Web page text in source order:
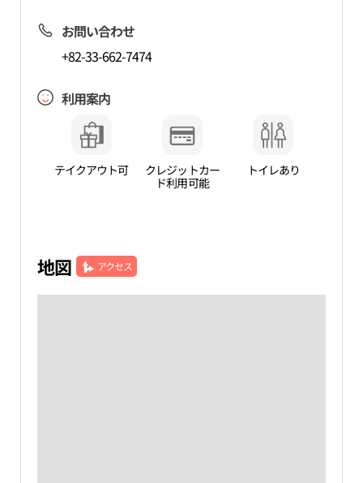
お問い合わせ
+82-33-662-7474
利用案内
テイクアウト可
クレジットカー
ド利用可能
トイレあり
地図 アクセス